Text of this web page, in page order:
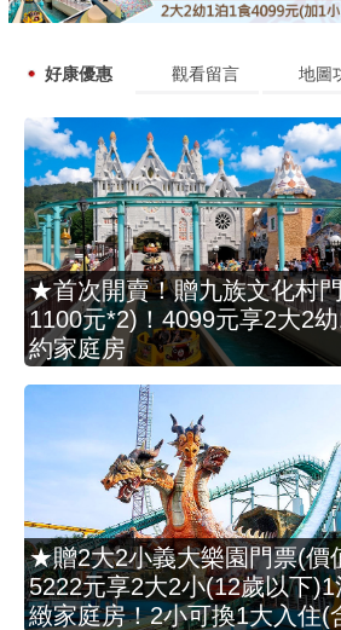
好康優惠 觀看留言 地圖
★首次開賣！贈九族文化村
1100元*2)！4099元享2大2
約家庭房
★贈2大2小義大樂園門票(價
5222元享2大2小(12歲以下
緻家庭房！2小可換1大入住(